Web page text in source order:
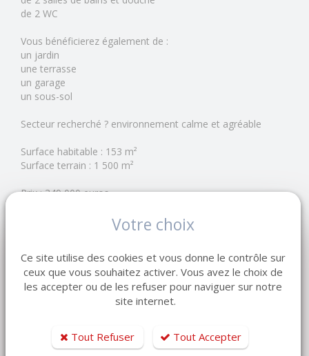
de 2 WC
Vous bénéficierez également de :
un jardin
une terrasse
un garage
un sous-sol
Secteur recherché ? environnement calme et agréable
Surface habitable : 153 m²
Surface terrain : 1 500 m²
Prix : 349 000 euros
A. GRANCHER - RSAC Le Havre 883 869 273
LEMAISTRE IMMOBILIER - Réseau de 7 agences en
Normandie
Depuis 1998, notre entreprise familiale accompagne
vendeurs et acquéreurs dans leurs projets immobiliers.
Estimation gratuite de votre bien
Votre choix
Ce site utilise des cookies et vous donne le contrôle sur
ceux que vous souhaitez activer. Vous avez le choix de
les accepter ou de les refuser pour naviguer sur notre
site internet.
Tout Refuser Tout Accepter